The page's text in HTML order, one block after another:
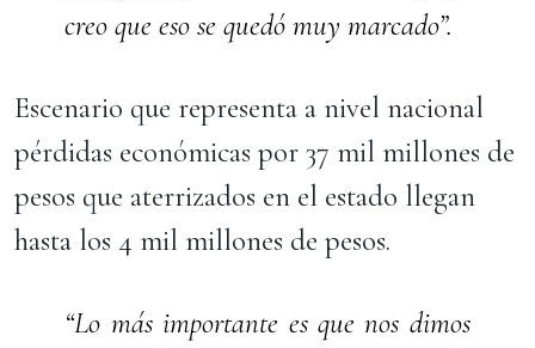
creo que eso se quedó muy marcado”.
Escenario que representa a nivel nacional
pérdidas económicas por 37 mil millones de
pesos que aterrizados en el estado llegan
hasta los 4 mil millones de pesos.
“Lo más importante es que nos dimos